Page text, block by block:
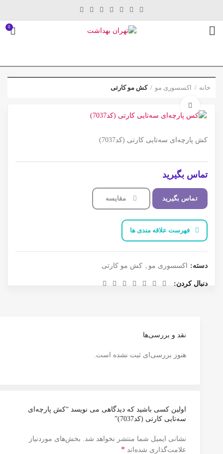
0
خانه اکسسوری مو کش مو کارتی
کش پارچه‌ای سه‌تایی کارتی (کد7037)
تماس بگیرید
تماس بگیرید مقایسه
فهرست علاقه مندی ها
دسته: اکسسوری مو کش مو کارتی
دنبال کردن
نقد و بررسی‌ها
هنوز بررسی‌ای ثبت نشده است.
اولین کسی باشید که دیدگاهی می نویسد “کش پارچه‌ای
سه‌تایی کارتی (کد7037)”
نشانی ایمیل شما منتشر نخواهد شد.
بخش‌های موردنیاز
علامت‌گذاری شده‌اند *